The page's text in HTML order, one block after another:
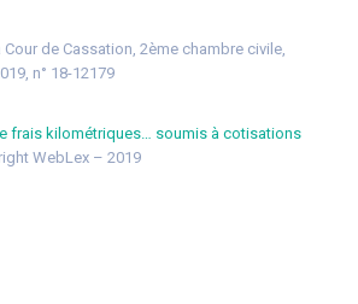
Cour de Cassation, 2ème chambre civile,
n° 18-12179
frais kilométriques… soumis à cotisations
WebLex – 2019